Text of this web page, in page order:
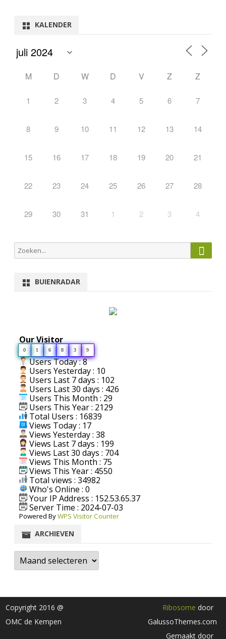
KALENDER
M D W D V Z Z
1 2 3 4 5 6 7
8 9 10 11 12 13 14
15 16 17 18 19 20 21
22 23 24 25 26 27 28
29 30 31 1 2 3 4
Zoeken
naar:
BUIENRADAR
Our Visitor
0 1 6 8 3 9
Users Today : 8
Users Yesterday : 10
Users Last 7 days : 102
Users Last 30 days : 426
Users This Month : 29
Users This Year : 2129
Total Users : 16839
Views Today : 17
Views Yesterday : 38
Views Last 7 days : 199
Views Last 30 days : 704
Views This Month : 75
Views This Year : 4550
Total views : 34982
Who's Online : 0
Your IP Address : 152.53.65.37
Server Time : 2024-07-03
Powered ByWPS Visitor Counter
ARCHIEVEN
Archieven
Copyright 2016 @
OMC de Kempen
Ribosome door
GalussoThemes.com
Gemaakt door